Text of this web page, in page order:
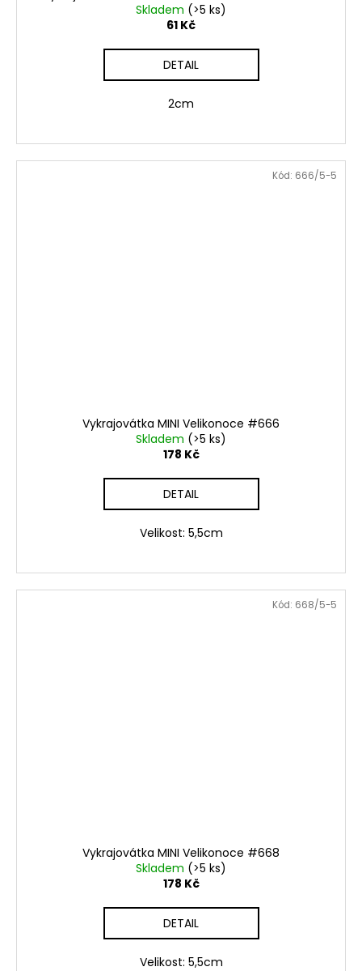
Skladem (>5 ks)
61 Kč
DETAIL
2cm
Vykrajovátka MINI Velikonoce #666
Skladem (>5 ks)
178 Kč
DETAIL
Velikost: 5,5cm
Kód: 666/5-5
Vykrajovátka MINI Velikonoce #668
Skladem (>5 ks)
178 Kč
DETAIL
Velikost: 5,5cm
Kód: 668/5-5